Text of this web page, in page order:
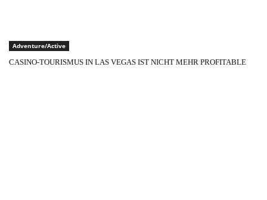
Adventure/Active
CASINO-TOURISMUS IN LAS VEGAS IST NICHT MEHR PROFITABLE